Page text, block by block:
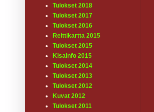
Tulokset 2018
Tulokset 2017
Tulokset 2016
Reittikartta 2015
Tulokset 2015
Kisainfo 2015
Tulokset 2014
Tulokset 2013
Tulokset 2012
Kuvat 2012
Tulokset 2011